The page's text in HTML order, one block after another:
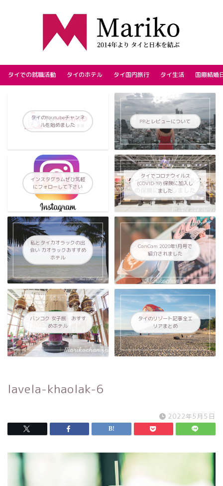
タイでの就職活動 タイのホテル タイ国内旅行 タイ生活 国際結婚
タイのYoutubeチャンネ
ルを始めました
PRとレビューについて
インスタグラムぜひ気軽
にフォローして下さい
タイでコロナウイルス
(COVID-19) 保険に加入し
ました
私とタイカオラックの出
会い カオラックおすすめ
ホテル
CanCam 2020年1月号で
紹介されました
バンコク 女子旅 おすす
めホテル
タイのリゾート記事全エ
リアまとめ
lavela-khaolak-6
2022年5月5日